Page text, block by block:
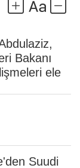
Bakanı
ele